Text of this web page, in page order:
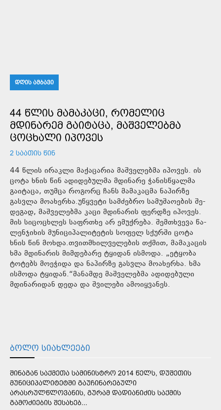
ᲓᲦᲘᲡ ᲐᲛᲑᲐᲕᲘ
44 ᲬᲚᲘᲡ ᲛᲐᲛᲐᲙᲐᲪᲘ, ᲠᲝᲛᲔᲚᲘᲪ
ᲛᲓᲘᲜᲐᲠᲔᲛ ᲒᲐᲘᲢᲐᲪᲐ, ᲛᲐᲨᲕᲔᲚᲔᲑᲛᲐ
ᲪᲝᲪᲮᲐᲚᲘ ᲘᲞᲝᲕᲔᲡ
2 ᲡᲐᲐᲗᲘᲡ ᲬᲘᲜ
44 წლის ირაკლი მაქაცარია მაშველებმა იპოვეს. ის
ცოტა ხნის წინ ადიდებულმა მდინარე ჭანისწყალმა
გაიტაცა, თუმცა როგორც ჩანს მამაკაცმა ნაპირზე
გასვლა მოახერხა.უწყვე­ტი სამ­ძებ­რო სა­მუ­შა­ო­ე­ბის შე­
დე­გად, მაშ­ვე­ლებ­მა კაცი მდი­ნა­რის ფერ­დზე იპო­ვეს.
მის სი­ცო­ცხლეს საფრ­თხე არ ემუქ­რე­ბა. შემ­თხვე­ვა წა­
ლენ­ჯი­ხის მუ­ნი­ცი­პა­ლი­ტე­ტის სო­ფელ სქურ­ში ცოტა
ხნის წინ მოხ­და.თვითმხილველების თქმით, მამაკაცის
ხმა მდინარის მიმდებარე ტყიდან ისმოდა. „ეტყობა
ტოტებს მოეჭიდა და ნაპირზე გასვლა მოახერხა. ხმა
ისმოდა ტყიდან.“მანამდე მაშველებმა ადიდებული
მდინარიდან დედა და შვილები ამოიყვანეს.
ᲑᲝᲚᲝ ᲡᲘᲐᲮᲚᲔᲔᲑᲘ
ᲨᲘᲜᲐᲒᲐᲜ ᲡᲐᲥᲛᲔᲗᲐ ᲡᲐᲛᲘᲜᲘᲡᲢᲠᲝ 2014 ᲬᲔᲚᲡ, ᲓᲣᲨᲔᲗᲘᲡ
ᲛᲣᲜᲘᲪᲘᲞᲐᲚᲘᲢᲔᲢᲨᲘ ᲒᲐᲣᲩᲘᲜᲐᲠᲔᲑᲣᲚᲘ
ᲐᲠᲐᲡᲠᲣᲚᲬᲚᲝᲕᲐᲜᲘᲡ, ᲒᲣᲠᲐᲛ ᲓᲐᲓᲘᲐᲜᲘᲫᲘᲡ ᲡᲐᲥᲛᲘᲡ
ᲒᲐᲛᲝᲫᲘᲔᲑᲘᲡ ᲨᲔᲡᲐᲮᲔᲑ...